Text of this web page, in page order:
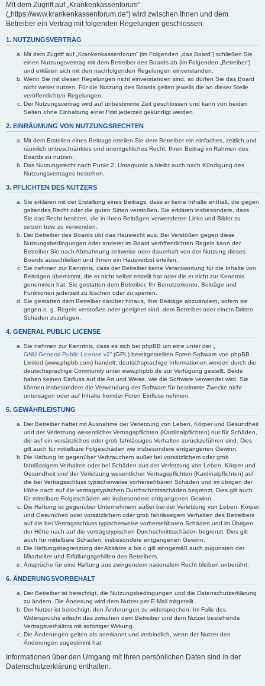
Mit dem Zugriff auf „Krankenkassenforum“
(„https://www.krankenkassenforum.de“) wird zwischen Ihnen und dem
Betreiber ein Vertrag mit folgenden Regelungen geschlossen:
1. NUTZUNGSVERTRAG
Mit dem Zugriff auf „Krankenkassenforum“ (im Folgenden „das Board“) schließen Sie
einen Nutzungsvertrag mit dem Betreiber des Boards ab (im Folgenden „Betreiber“)
und erklären sich mit den nachfolgenden Regelungen einverstanden.
Wenn Sie mit diesen Regelungen nicht einverstanden sind, so dürfen Sie das Board
nicht weiter nutzen. Für die Nutzung des Boards gelten jeweils die an dieser Stelle
veröffentlichten Regelungen.
Der Nutzungsvertrag wird auf unbestimmte Zeit geschlossen und kann von beiden
Seiten ohne Einhaltung einer Frist jederzeit gekündigt werden.
2. EINRÄUMUNG VON NUTZUNGSRECHTEN
Mit dem Erstellen eines Beitrags erteilen Sie dem Betreiber ein einfaches, zeitlich und
räumlich unbeschränktes und unentgeltliches Recht, Ihren Beitrag im Rahmen des
Boards zu nutzen.
Das Nutzungsrecht nach Punkt 2, Unterpunkt a bleibt auch nach Kündigung des
Nutzungsvertrages bestehen.
3. PFLICHTEN DES NUTZERS
Sie erklären mit der Erstellung eines Beitrags, dass er keine Inhalte enthält, die gegen
geltendes Recht oder die guten Sitten verstoßen. Sie erklären insbesondere, dass
Sie das Recht besitzen, die in Ihren Beiträgen verwendeten Links und Bilder zu
setzen bzw. zu verwenden.
Der Betreiber des Boards übt das Hausrecht aus. Bei Verstößen gegen diese
Nutzungsbedingungen oder anderer im Board veröffentlichten Regeln kann der
Betreiber Sie nach Abmahnung zeitweise oder dauerhaft von der Nutzung dieses
Boards ausschließen und Ihnen ein Hausverbot erteilen.
Sie nehmen zur Kenntnis, dass der Betreiber keine Verantwortung für die Inhalte von
Beiträgen übernimmt, die er nicht selbst erstellt hat oder die er nicht zur Kenntnis
genommen hat. Sie gestatten dem Betreiber, Ihr Benutzerkonto, Beiträge und
Funktionen jederzeit zu löschen oder zu sperren.
Sie gestatten dem Betreiber darüber hinaus, Ihre Beiträge abzuändern, sofern sie
gegen o. g. Regeln verstoßen oder geeignet sind, dem Betreiber oder einem Dritten
Schaden zuzufügen.
4. GENERAL PUBLIC LICENSE
Sie nehmen zur Kenntnis, dass es sich bei phpBB um eine unter der „
GNU General Public License v2“ (GPL) bereitgestellten Foren-Software von phpBB
Limited (www.phpbb.com) handelt; deutschsprachige Informationen werden durch die
deutschsprachige Community unter www.phpbb.de zur Verfügung gestellt. Beide
haben keinen Einfluss auf die Art und Weise, wie die Software verwendet wird. Sie
können insbesondere die Verwendung der Software für bestimmte Zwecke nicht
untersagen oder auf Inhalte fremder Foren Einfluss nehmen.
5. GEWÄHRLEISTUNG
Der Betreiber haftet mit Ausnahme der Verletzung von Leben, Körper und Gesundheit
und der Verletzung wesentlicher Vertragspflichten (Kardinalpflichten) nur für Schäden,
die auf ein vorsätzliches oder grob fahrlässiges Verhalten zurückzuführen sind. Dies
gilt auch für mittelbare Folgeschäden wie insbesondere entgangenen Gewinn.
Die Haftung ist gegenüber Verbrauchern außer bei vorsätzlichem oder grob
fahrlässigem Verhalten oder bei Schäden aus der Verletzung von Leben, Körper und
Gesundheit und der Verletzung wesentlicher Vertragspflichten (Kardinalpflichten) auf
die bei Vertragsschluss typischerweise vorhersehbaren Schäden und im übrigen der
Höhe nach auf die vertragstypischen Durchschnittsschäden begrenzt. Dies gilt auch
für mittelbare Folgeschäden wie insbesondere entgangenen Gewinn.
Die Haftung ist gegenüber Unternehmern außer bei der Verletzung von Leben, Körper
und Gesundheit oder vorsätzlichem oder grob fahrlässigem Verhalten des Betreibers
auf die bei Vertragsschluss typischerweise vorhersehbaren Schäden und im Übrigen
der Höhe nach auf die vertragstypischen Durchschnittsschäden begrenzt. Dies gilt
auch für mittelbare Schäden, insbesondere entgangenen Gewinn.
Die Haftungsbegrenzung der Absätze a bis c gilt sinngemäß auch zugunsten der
Mitarbeiter und Erfüllungsgehilfen des Betreibers.
Ansprüche für eine Haftung aus zwingendem nationalem Recht bleiben unberührt.
6. ÄNDERUNGSVORBEHALT
Der Betreiber ist berechtigt, die Nutzungsbedingungen und die Datenschutzerklärung
zu ändern. Die Änderung wird dem Nutzer per E-Mail mitgeteilt.
Der Nutzer ist berechtigt, den Änderungen zu widersprechen. Im Falle des
Widerspruchs erlischt das zwischen dem Betreiber und dem Nutzer bestehende
Vertragsverhältnis mit sofortiger Wirkung.
Die Änderungen gelten als anerkannt und verbindlich, wenn der Nutzer den
Änderungen zugestimmt hat.
Informationen über den Umgang mit Ihren persönlichen Daten sind in der
Datenschutzerklärung enthalten.